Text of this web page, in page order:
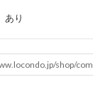
あり